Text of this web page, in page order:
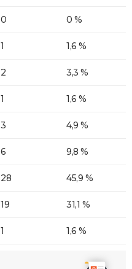
0 0 %
1 1,6 %
2 3,3 %
1 1,6 %
3 4,9 %
6 9,8 %
28 45,9 %
19 31,1 %
1 1,6 %